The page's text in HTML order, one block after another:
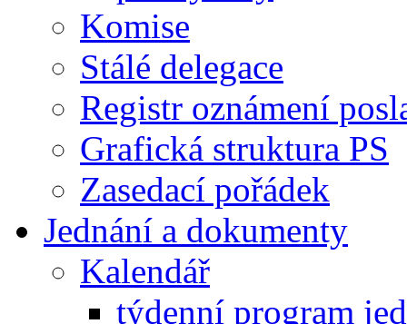
Komise
Stálé delegace
Registr oznámení
Grafická struktura PS
Zasedací pořádek
Jednání a dokumenty
Kalendář
týdenní program